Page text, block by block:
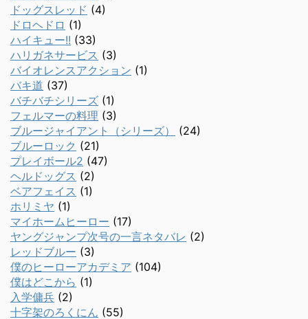
ドッグスレッド (4)
ドロヘドロ (1)
ハイキュー!! (33)
ハリガネサービス (3)
バイオレンスアクション (1)
バキ道 (37)
バチバチシリーズ (1)
フェルマーの料理 (3)
ブルージャイアント（シリーズ）
(24)
ブルーロック (21)
プレイボール2 (47)
ヘルドッグス (2)
ベアフェイス (1)
ホリミヤ (1)
マイホームヒーロー (17)
ヤングジャンプ次号の一言ネタバレ (2)
レッドブルー (3)
僕のヒーローアカデミア (104)
僕はどこから (1)
入学傭兵 (2)
十字架のろくにん (55)